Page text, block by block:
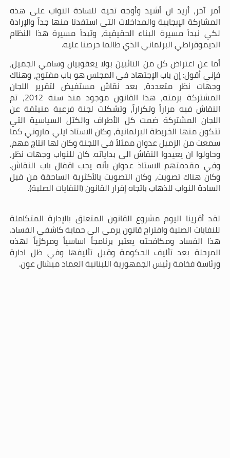
أمر آخر، أريد ان أشيد وأوجه تحية للسادة النواب على هذه
المشاركة الإيجابية والمداخلات التي استفدنا منها جداً والإرادة
لكي نبدأ مسيرة البناء الحقيقية، وتبدأ مسيرة هذا النظام
الديموقراطي البرلماني الذي طالما حرصنا عليه.
أما عن اعتراض كل من النائبين بولا يعقوبيان وسامي الجميل،
فإني أقول: إن باب الإجتهاد في المجلس هو باب مفتوح، وهناك
وجهات نظر متعددة، بعد نقاش مستفيض لتقرير اللجان
المشتركة برمته، هذا القانون موجود منذ سنة 2012، تم
النقاش فيه مراراً وتكراراً، وتشكلت لجنة فرعية منبثقة عن
اللجان المشتركة ضمت كل الأطراف والكتل السياسية التي
تتكون منها الخريطة البرلمانية، وكان الاستاذ ايلي ماروني كما
سمعت من الزميل عدوان ممثلاً في اللجنة وكان لها انتاج مهم،
وحاولوا ان يعيدوا النقاش الى بداياته. كان للنواب وجهات نظر،
وفي مقدمتهم الاستاذ عدوان بأنه يجب اقفال باب النقاش.
وكان هناك تصويت، وكان التصويت بالأكثرية الساحقة من قبل
السادة النواب للذهاب باتجاه إقرار القانون (النفايات الصلبة).
لقد أقرينا اليوم مشروع القانون المتعلق بالإدارة المتكاملة
للنفايات الصلبة واقتراح قانون يرمي الى حماية كاشفي الفساد.
هذا الفساد ومكافحته يعتبر برنامجاً اساسياً ومركزياً لهذه
المرحلة بعد تأليف الحكومة وقبل تأليفها وفي ظل ادارة
ورئاسة فخامة رئيس الجمهورية اللبنانية العماد ميشال عون.